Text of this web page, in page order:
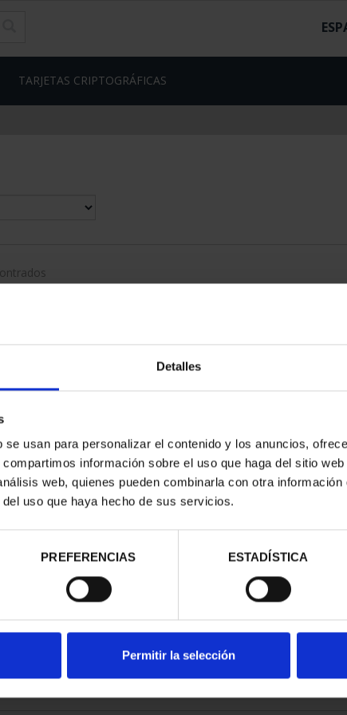
Detalles
usan para personalizar el contenido y los anuncios,
información sobre el uso que haga del sitio
web, quienes pueden combinarla con otra
uso que haya hecho de sus servicios.
PREFERENCIAS ESTADÍSTICA
Permitir la selección
TARJETAS CRIPTOGRÁFICAS
PROVINCIA